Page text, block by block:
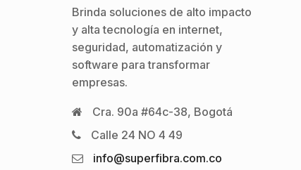
Brinda soluciones de alto impacto
y alta tecnología en internet,
seguridad, automatización y
software para transformar
empresas.
Cra. 90a #64c-38, Bogotá
Calle 24 NO 4 49
info@superfibra.com.co